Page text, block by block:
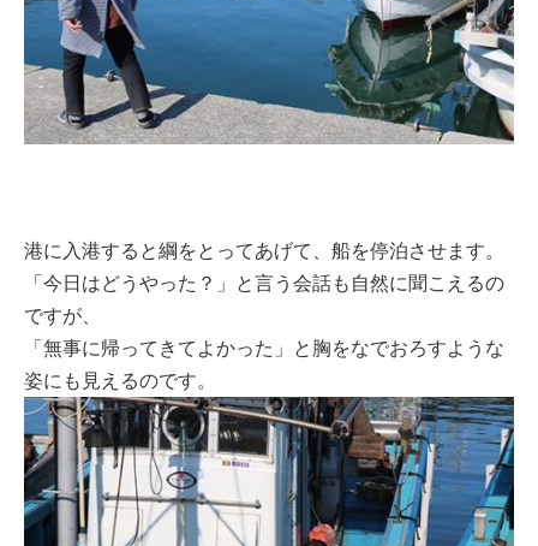
港に入港すると綱をとってあげて、船を停泊させます。
「今日はどうやった？」と言う会話も自然に聞こえるの
ですが、
「無事に帰ってきてよかった」と胸をなでおろすような
姿にも見えるのです。